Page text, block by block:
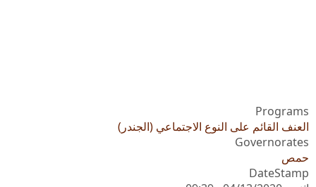
Programs
العنف القائم على النوع الاجتماعي (الجندر)
Governorates
حمص
DateStamp